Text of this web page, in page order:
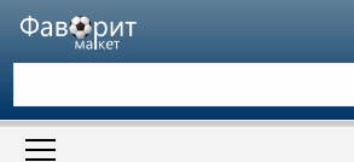
Искать также в описании